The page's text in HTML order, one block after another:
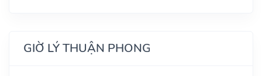
GIỜ LÝ THUẬN PHONG